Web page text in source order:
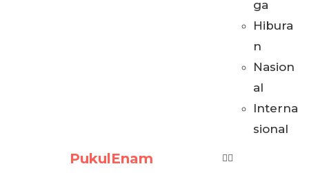
PukulEnam
ga
Hibura
n
Nasion
al
Interna
sional